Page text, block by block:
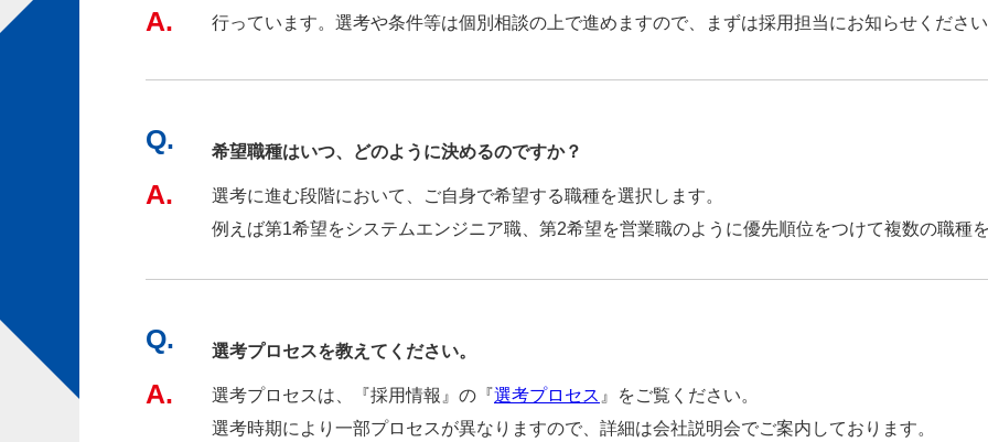
A. 行っています。選考や条件等は個別相談の上で進めますので、まずは採用担当にお知らせくださ
Q. 希望職種はいつ、どのように決めるのですか？
A.
選考に進む段階において、ご自身で希望する職種を選択します。
例えば第1希望をシステムエンジニア職、第2希望を営業職のように優先順位をつけて複数の職種
Q. 選考プロセスを教えてください。
A. 選考プロセスは、『採用情報』の『選考プロセス 』をご覧ください。
選考時期により一部プロセスが異なりますので、詳細は会社説明会でご案内しております。